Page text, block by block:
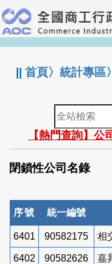
跳
到
主
要
:::
||首頁〉統計專區〉
全
站
檢
索
【熱門查詢】公
閉鎖性公司名錄
序號 統一編號
6401 90582175 相
6402 90582626 嘉